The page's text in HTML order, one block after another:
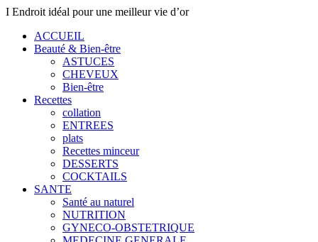
I Endroit idéal pour une meilleur vie d’or
ACCUEIL
Beauté & Bien-être
ASTUCES
CHEVEUX
Bien-être
Recettes
collation
ENTREES
plats
Recettes minceur
DESSERTS
COCKTAILS
SANTE
Santé au naturel
NUTRITION
GYNECO-OBSTETRIQUE